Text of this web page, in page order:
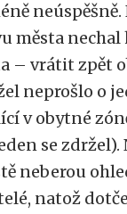
neúspěšně.
města nechal
– vrátit zpět
neprošlo o
v obytné
se zdržel).
neberou
natož